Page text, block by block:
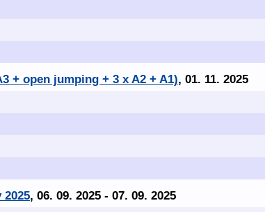
+ open jumping + 3 x A2 + A1), 01. 11. 2025
2025, 06. 09. 2025 - 07. 09. 2025